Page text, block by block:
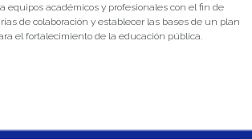
equipos académicos y profesionales con el fin de
de colaboración y establecer las bases de un plan
el fortalecimiento de la educación pública.